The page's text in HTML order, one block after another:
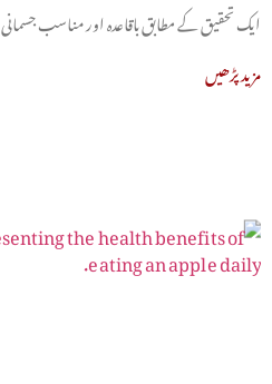
ایک تحقیق کے مطابق باقاعدہ اور مناسب جسمانی
مزید پڑھیں